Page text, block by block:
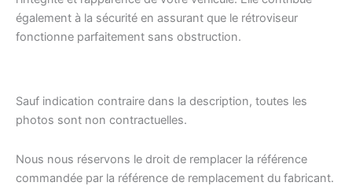
également à la sécurité en assurant que le rétroviseur
fonctionne parfaitement sans obstruction.
Sauf indication contraire dans la description, toutes les
photos sont non contractuelles.
Nous nous réservons le droit de remplacer la référence
commandée par la référence de remplacement du fabricant.